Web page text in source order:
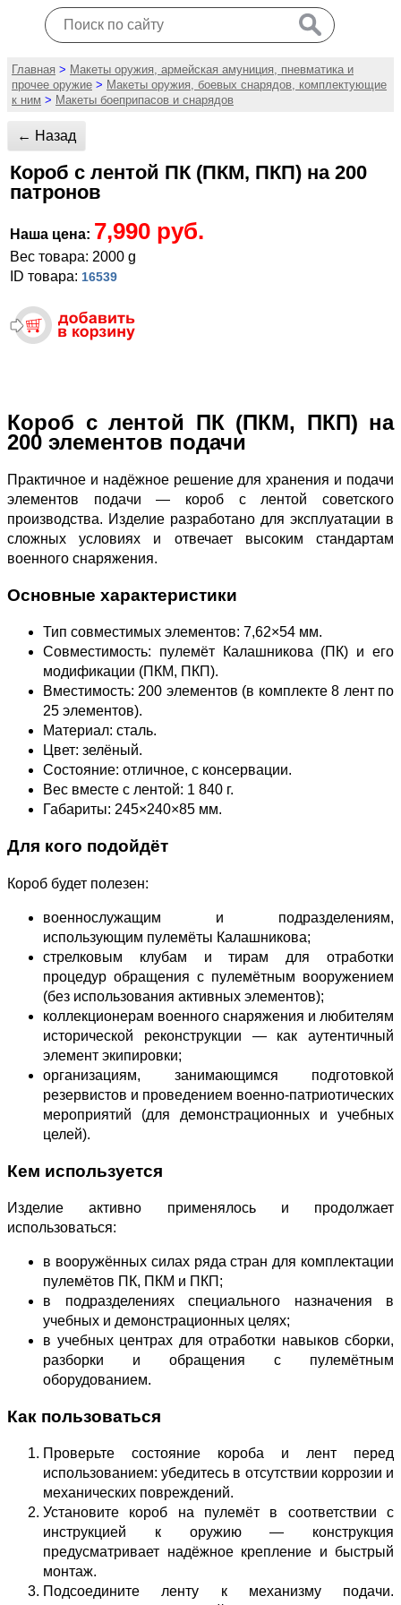
Главная > Макеты оружия, армейская амуниция, пневматика и
прочее оружие > Макеты оружия, боевых снарядов, комплектующие
к ним > Макеты боеприпасов и снарядов
← Назад
Короб с лентой ПК (ПКМ, ПКП) на 200
патронов
Наша цена: 7,990 руб.
Вес товара: 2000 g
ID товара: 16539
Короб с лентой ПК (ПКМ, ПКП) на
200 элементов подачи
Практичное и надёжное решение для хранения и подачи
элементов подачи — короб с лентой советского
производства. Изделие разработано для эксплуатации в
сложных условиях и отвечает высоким стандартам
военного снаряжения.
Основные характеристики
Тип совместимых элементов: 7,62×54 мм.
Совместимость: пулемёт Калашникова (ПК) и его
модификации (ПКМ, ПКП).
Вместимость: 200 элементов (в комплекте 8 лент по
25 элементов).
Материал: сталь.
Цвет: зелёный.
Состояние: отличное, с консервации.
Вес вместе с лентой: 1 840 г.
Габариты: 245×240×85 мм.
Для кого подойдёт
Короб будет полезен:
военнослужащим и подразделениям,
использующим пулемёты Калашникова;
стрелковым клубам и тирам для отработки
процедур обращения с пулемётным вооружением
(без использования активных элементов);
коллекционерам военного снаряжения и любителям
исторической реконструкции — как аутентичный
элемент экипировки;
организациям, занимающимся подготовкой
резервистов и проведением военно‑патриотических
мероприятий (для демонстрационных и учебных
целей).
Кем используется
Изделие активно применялось и продолжает
использоваться:
в вооружённых силах ряда стран для комплектации
пулемётов ПК, ПКМ и ПКП;
в подразделениях специального назначения в
учебных и демонстрационных целях;
в учебных центрах для отработки навыков сборки,
разборки и обращения с пулемётным
оборудованием.
Как пользоваться
Проверьте состояние короба и лент перед
использованием: убедитесь в отсутствии коррозии и
механических повреждений.
Установите короб на пулемёт в соответствии с
инструкцией к оружию — конструкция
предусматривает надёжное крепление и быстрый
монтаж.
Подсоедините ленту к механизму подачи.